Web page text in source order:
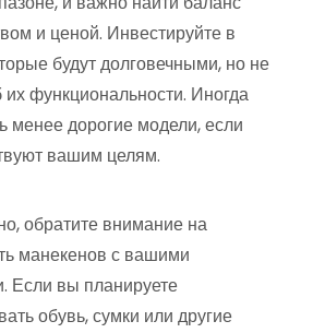
и ценой. Инвестируйте в
будут долговечными, но не
функциональности. Иногда
менее дорогие модели, если
вашим целям.
обратите внимание на
манекенов с вашими
Если вы планируете
обувь, сумки или другие